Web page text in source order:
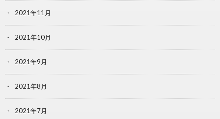
2021年11月
2021年10月
2021年9月
2021年8月
2021年7月